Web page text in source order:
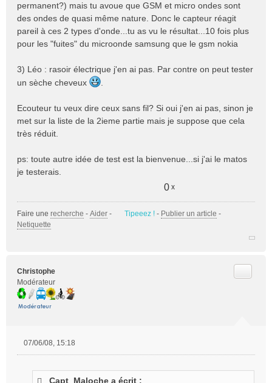
permanent?) mais tu avoue que GSM et micro ondes sont
des ondes de quasi même nature. Donc le capteur réagit
pareil à ces 2 types d'onde...tu as vu le résultat...10 fois plus
pour les "fuites" du microonde samsung que le gsm nokia
3) Léo : rasoir électrique j'en ai pas. Par contre on peut tester
un sèche cheveux
Ecouteur tu veux dire ceux sans fil? Si oui j'en ai pas, sinon je
met sur la liste de la 2ieme partie mais je suppose que cela
très réduit.
ps: toute autre idée de test est la bienvenue...si j'ai le matos
je testerais.
0 x
Faire une recherche - Aider - Tipeeez ! - Publier un article -
Netiquette
Christophe
Modérateur
07/06/08, 15:18
Capt_Maloche a écrit :